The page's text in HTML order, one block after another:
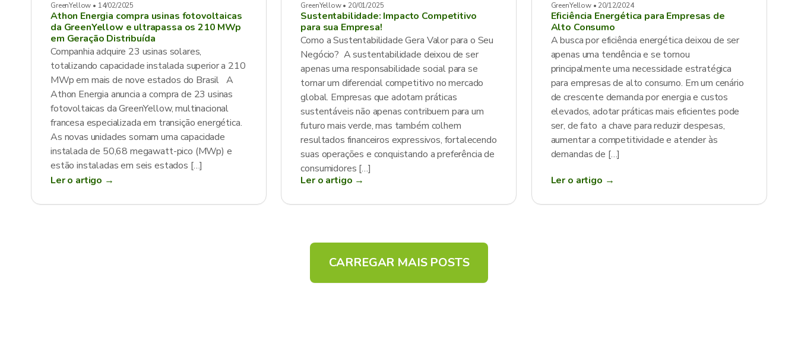
GreenYellow • 14/02/2025
Athon Energia compra usinas fotovoltaicas
da GreenYellow e ultrapassa os 210 MWp
em Geração Distribuída
Companhia adquire 23 usinas solares,
totalizando capacidade instalada superior a 210
MWp em mais de nove estados do Brasil A
Athon Energia anuncia a compra de 23 usinas
fotovoltaicas da GreenYellow, multinacional
francesa especializada em transição energética.
As novas unidades somam uma capacidade
instalada de 50,68 megawatt-pico (MWp) e
estão instaladas em seis estados […]
Ler o artigo →
GreenYellow • 20/01/2025
Sustentabilidade: Impacto Competitivo
para sua Empresa!
Como a Sustentabilidade Gera Valor para o Seu
Negócio? A sustentabilidade deixou de ser
apenas uma responsabilidade social para se
tornar um diferencial competitivo no mercado
global. Empresas que adotam práticas
sustentáveis não apenas contribuem para um
futuro mais verde, mas também colhem
resultados financeiros expressivos, fortalecendo
suas operações e conquistando a preferência de
consumidores […]
Ler o artigo →
GreenYellow • 20/12/2024
Eficiência Energética para Empresas de
Alto Consumo
A busca por eficiência energética deixou de ser
apenas uma tendência e se tornou
principalmente uma necessidade estratégica
para empresas de alto consumo. Em um cenário
de crescente demanda por energia e custos
elevados, adotar práticas mais eficientes pode
ser, de fato a chave para reduzir despesas,
aumentar a competitividade e atender às
demandas de […]
Ler o artigo →
CARREGAR MAIS POSTS